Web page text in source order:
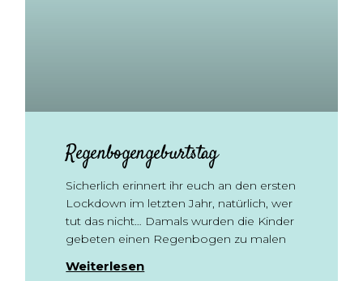
Regenbogengeburtstag
Sicherlich erinnert ihr euch an den ersten
Lockdown im letzten Jahr, natürlich, wer
tut das nicht… Damals wurden die Kinder
gebeten einen Regenbogen zu malen
Weiterlesen